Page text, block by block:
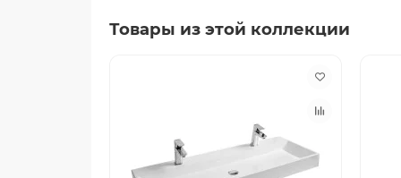
Товары из этой коллекции